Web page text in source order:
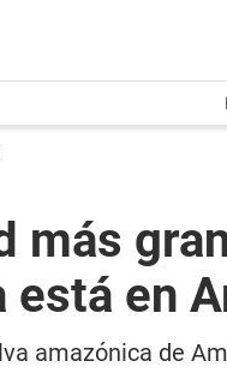
más
está en
amazónica de